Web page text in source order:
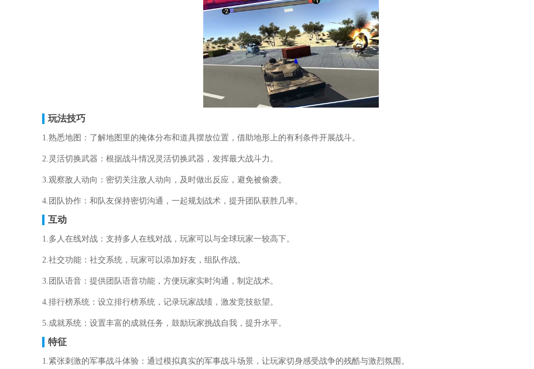
玩法技巧
1.熟悉地图：了解地图里的掩体分布和道具摆放位置，借助地形上的有利条件开展战斗。
2.灵活切换武器：根据战斗情况灵活切换武器，发挥最大战斗力。
3.观察敌人动向：密切关注敌人动向，及时做出反应，避免被偷袭。
4.团队协作：和队友保持密切沟通，一起规划战术，提升团队获胜几率。
互动
1.多人在线对战：支持多人在线对战，玩家可以与全球玩家一较高下。
2.社交功能：社交系统，玩家可以添加好友，组队作战。
3.团队语音：提供团队语音功能，方便玩家实时沟通，制定战术。
4.排行榜系统：设立排行榜系统，记录玩家战绩，激发竞技欲望。
5.成就系统：设置丰富的成就任务，鼓励玩家挑战自我，提升水平。
特征
1.紧张刺激的军事战斗体验：通过模拟真实的军事战斗场景，让玩家切身感受战争的残酷与激烈氛围。